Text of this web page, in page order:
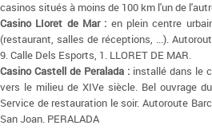
casinos situés à moins de 100 km l'un de
Casino LIoret de Mar : en plein centre
(restaurant, salles de réceptions, ...).
9. Calle Dels Esports, 1. LLORET DE MAR.
Casino Castell de Peralada : installé dans le
vers le milieu de XIVe siècle. Bel ouvrage
Service de restauration le soir. Autoroute
San Joan. PERALADA